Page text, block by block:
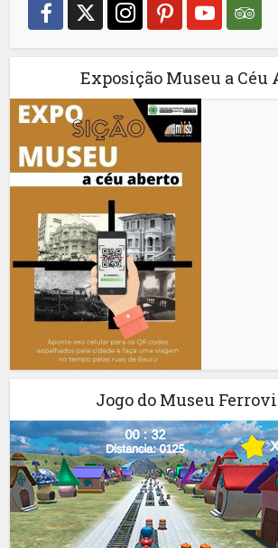
Exposição Museu a Céu
Jogo do Museu